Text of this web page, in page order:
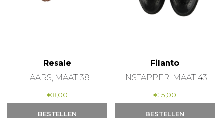
Resale
LAARS, MAAT 38
€8,00
BESTELLEN
Filanto
INSTAPPER, MAAT 43
€15,00
BESTELLEN